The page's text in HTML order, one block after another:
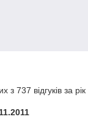
з 737 відгуків за рік